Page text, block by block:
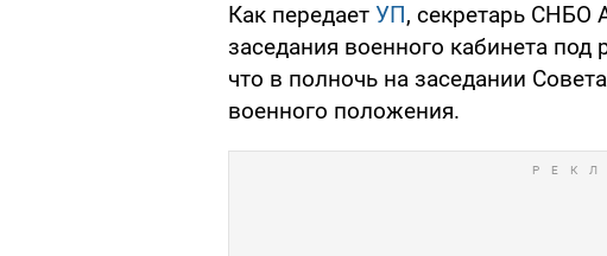
Как передает УП, секретарь СНБО
заседания военного кабинета
что в полночь на заседании
военного положения.